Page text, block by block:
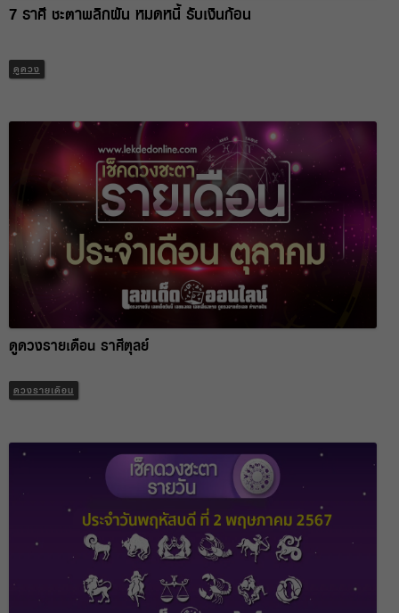
7 ราศี ชะตาพลิกผัน หมดหนี้ รับเงินก้อน
ดูดวง
ดูดวงรายเดือน ราศีตุลย์
ดวงรายเดือน